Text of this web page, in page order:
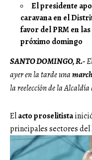
El presidente
caravana en el
favor del PRM en
próximo domingo
SANTO DOMINGO, R.-
ayer en la tarde una
la reelección de la
Elactoproselitista
principales sectores